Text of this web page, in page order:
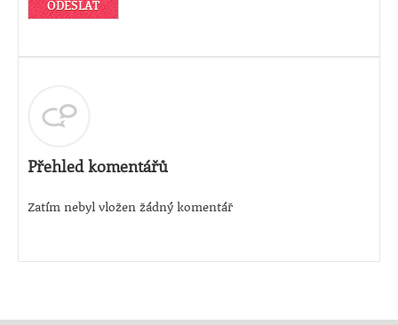
Přehled komentářů
Zatím nebyl vložen žádný komentář